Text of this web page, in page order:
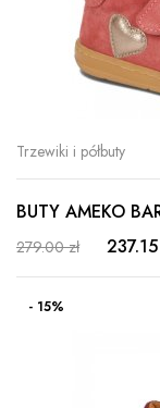
Trzewiki i półbuty
BUTY AMEKO
279.00 zł 237.15
- 15%